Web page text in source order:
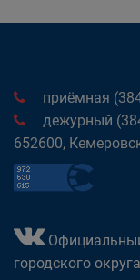
приёмная
дежурный
652600,
городского округа